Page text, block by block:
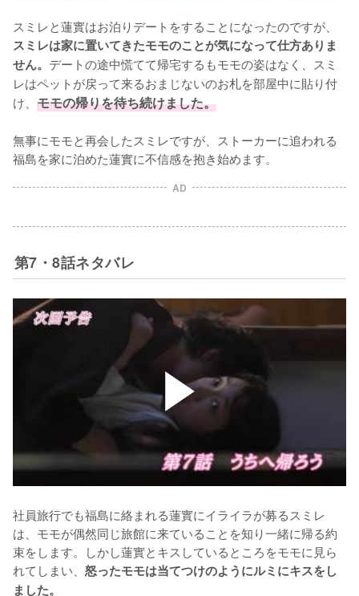
スミレと蓮實はお泊りデートをすることになったのですが、
スミレは家に置いてきたモモのことが気になって仕方ありま
せん。 デートの途中慌てて帰宅するもモモの姿はなく、スミ
レはペットが戻って来るおまじないのお札を部屋中に貼り付
け、 モモの帰りを待ち続けました。
無事にモモと再会したスミレですが、ストーカーに追われる
福島を家に泊めた蓮實に不信感を抱き始めます。
AD
第7・8話ネタバレ
社員旅行でも福島に絡まれる蓮實にイライラが募るスミレ
は、モモが偶然同じ旅館に来ていることを知り一緒に帰る約
束をします。しかし蓮實とキスしているところをモモに見ら
れてしまい、 怒ったモモは当てつけのようにルミにキスをし
ました。